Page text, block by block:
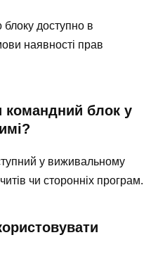
доступно в
наявності прав
блок у
у виживальному
чи сторонніх програм.